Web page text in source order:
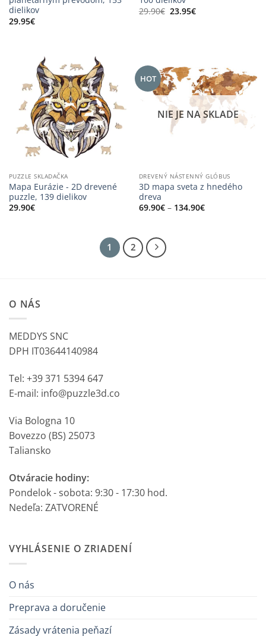
dielikov
29.95€
29.90€ Pôvodná
cena
23.95€Aktuálna
cena
PUZZLE SKLADAČKA
Mapa Eurázie - 2D drevené
puzzle, 139 dielikov
29.90€
HOT
NIE JE NA SKLADE
DREVENÝ NÁSTENNÝ GLÓBUS
3D mapa sveta z hnedého
dreva
69.90€ – 134.90€Price
1 2
O NÁS
MEDDYS SNC
DPH IT03644140984
Tel: +39 371 5394 647
E-mail: info@puzzle3d.co
Via Bologna 10
Bovezzo (BS) 25073
Taliansko
Otváracie hodiny:
Pondelok - sobota: 9:30 - 17:30 hod.
Nedeľa: ZATVORENÉ
VYHLÁSENIE O ZRIADENÍ
O nás
Preprava a doručenie
Zásady vrátenia peňazí